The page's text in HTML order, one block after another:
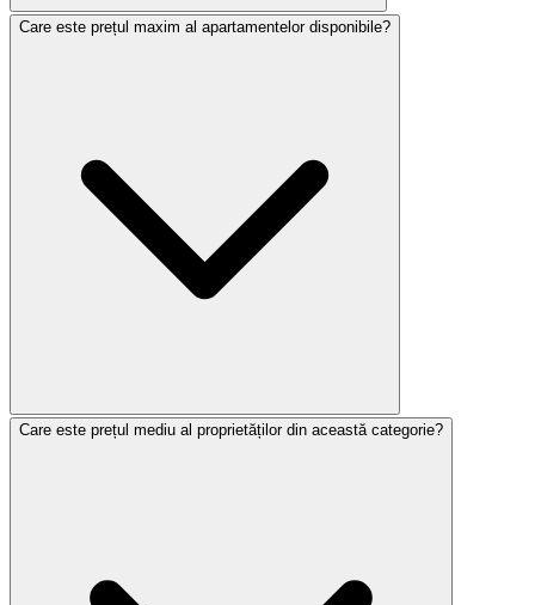
Care este prețul maxim al apartamentelor disponibile?
Care este prețul mediu al proprietăților din această categorie?